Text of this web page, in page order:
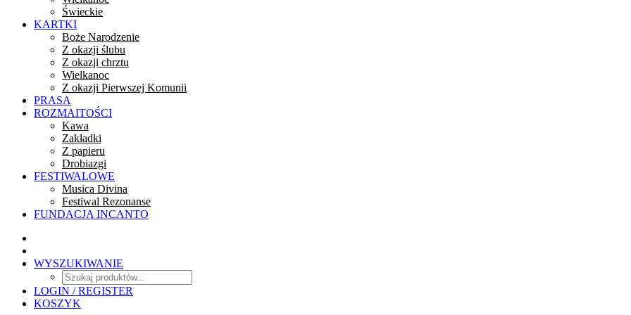
Świeckie
KARTKI
Boże Narodzenie
Z okazji ślubu
Z okazji chrztu
Wielkanoc
Z okazji Pierwszej Komunii
PRASA
ROZMAITOŚCI
Kawa
Zakładki
Z papieru
Drobiazgi
FESTIWALOWE
Musica Divina
Festiwal Rezonanse
FUNDACJA INCANTO
WYSZUKIWANIE
LOGIN / REGISTER
KOSZYK